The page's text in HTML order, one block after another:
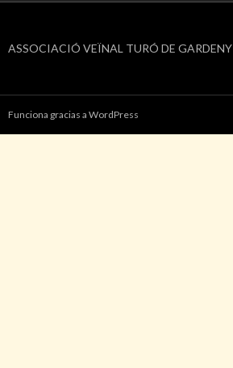
ASSOCIACIÓ VEÏNAL TURÓ DE GARDENY
Funciona gracias a WordPress